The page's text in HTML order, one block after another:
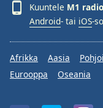
Kuuntele M1
Android- tai iOS-
Afrikka Aasia
Eurooppa
Oseania